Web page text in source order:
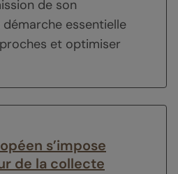
de son
essentielle
et optimiser
s’impose
de la collecte